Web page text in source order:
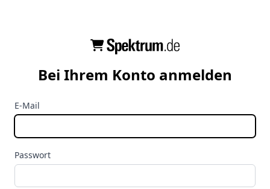
Bei Ihrem Konto anmelden
E-Mail
Passwort